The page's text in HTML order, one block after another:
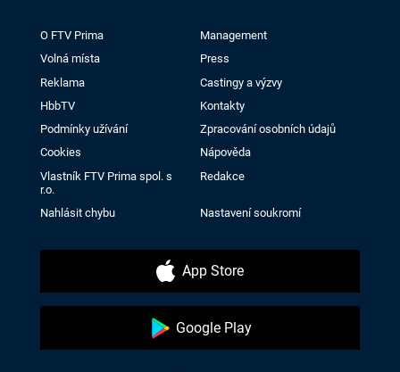
O FTV Prima
Management
Volná místa
Press
Reklama
Castingy a výzvy
HbbTV
Kontakty
Podmínky užívání
Zpracování osobních údajů
Cookies
Nápověda
Vlastník FTV Prima spol. s
r.o.
Redakce
Nahlásit chybu Nastavení soukromí
App Store
Google Play